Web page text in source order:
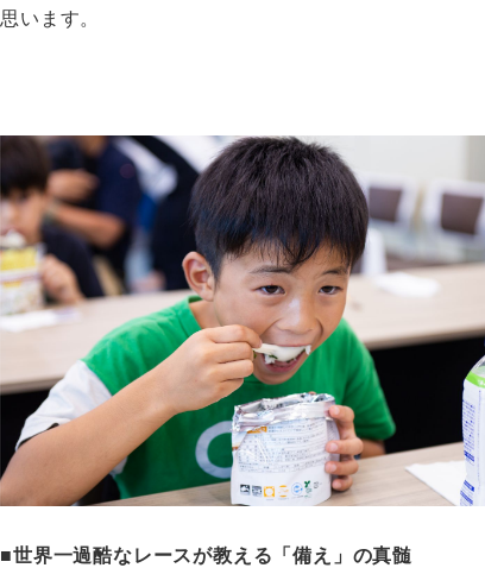
思います。
■世界一過酷なレースが教える「備え」の真髄